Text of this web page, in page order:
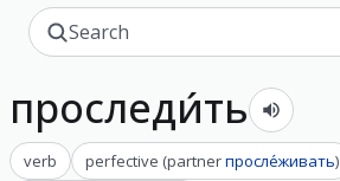
проследи́ть
verb perfective (partnerпросле́живать)